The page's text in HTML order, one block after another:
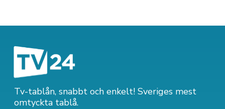
Tv-tablån, snabbt och enkelt! Sveriges mest
omtyckta tablå.